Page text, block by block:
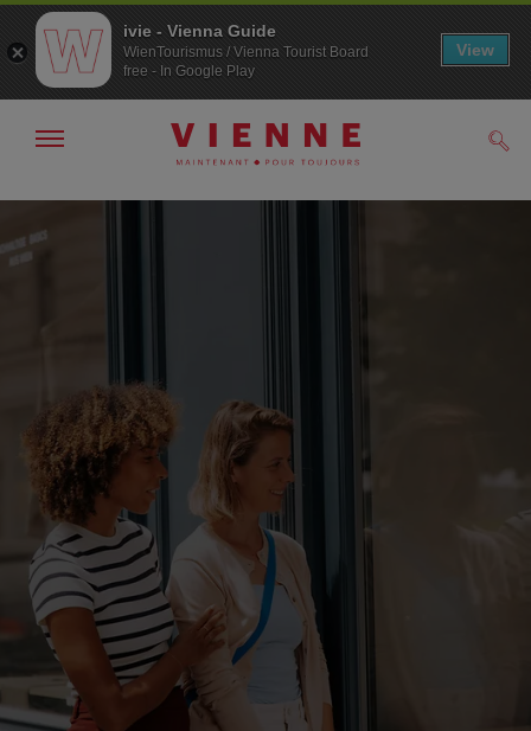
Navigation
Contenu
Afficher
la
ivie - Vienna Guide
WienTourismus / Vienna Tourist Board
free - In Google Play
View